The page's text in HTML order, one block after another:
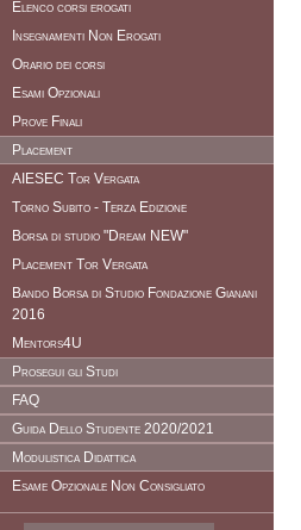
Elenco corsi erogati
Insegnamenti Non Erogati
Orario dei corsi
Esami Opzionali
Prove Finali
Placement
AIESEC Tor Vergata
Torno Subito - Terza Edizione
Borsa di studio "Dream NEW"
Placement Tor Vergata
Bando Borsa di Studio Fondazione Gianani
2016
Mentors4U
Prosegui gli Studi
FAQ
Guida Dello Studente 2020/2021
Modulistica Didattica
Esame Opzionale Non Consigliato